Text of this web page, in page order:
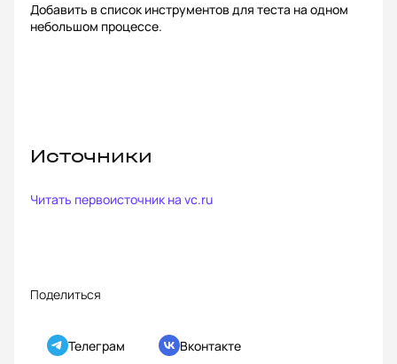
Добавить в список инструментов для теста на одном
небольшом процессе.
Источники
Читать первоисточник на vc.ru
Поделиться
Телеграм Вконтакте